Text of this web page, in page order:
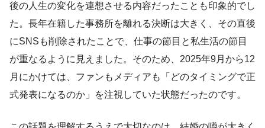
後の人生の変化を連想させる内容だったことも印象的でし
た。長年在籍した事務所を離れる決断は大きく、その直後
にSNSも削除されたことで、仕事の節目と私生活の節目
が重なるように見えました。そのため、2025年9月から12
月にかけては、ファンもメディアも「どのタイミングで正
式発表になるのか」を注視していた状態だったのです。